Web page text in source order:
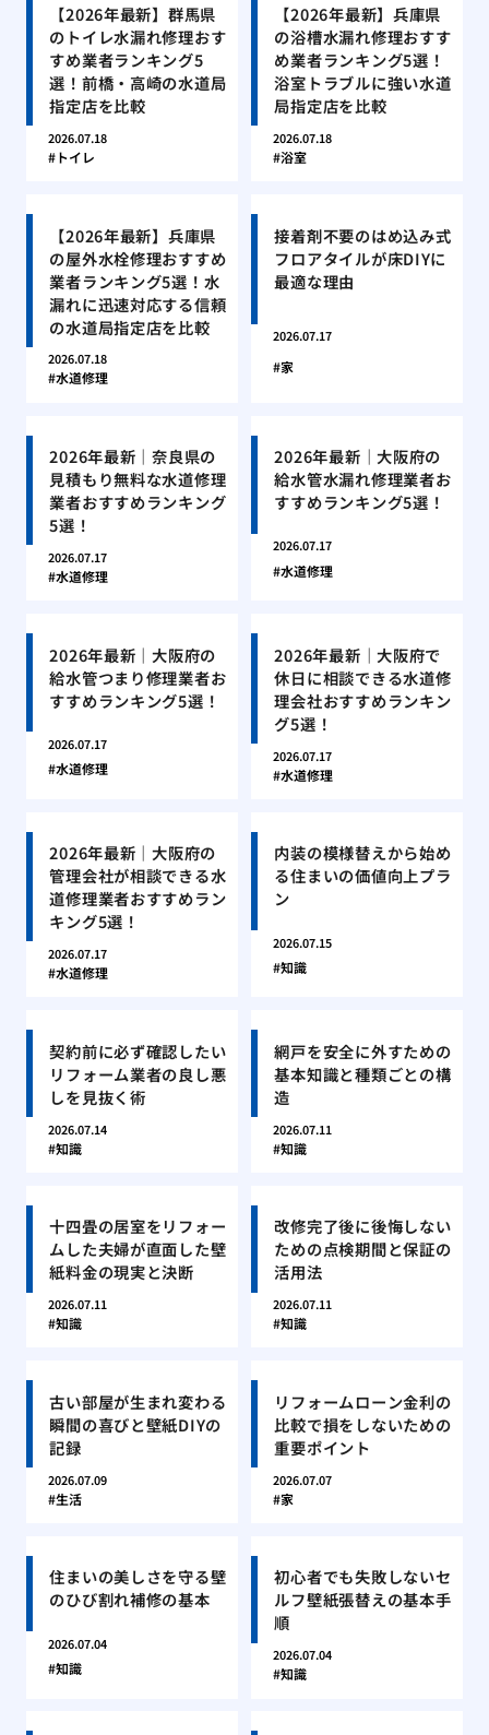
【2026年最新】群馬県
のトイレ水漏れ修理おす
すめ業者ランキング5
選！前橋・高崎の水道局
指定店を比較
2026.07.18
トイレ
【2026年最新】兵庫県
の浴槽水漏れ修理おすす
め業者ランキング5選！
浴室トラブルに強い水道
局指定店を比較
2026.07.18
浴室
【2026年最新】兵庫県
の屋外水栓修理おすすめ
業者ランキング5選！水
漏れに迅速対応する信頼
の水道局指定店を比較
2026.07.18
水道修理
接着剤不要のはめ込み式
フロアタイルが床DIYに
最適な理由
2026.07.17
家
2026年最新｜奈良県の
見積もり無料な水道修理
業者おすすめランキング
5選！
2026.07.17
水道修理
2026年最新｜大阪府の
給水管水漏れ修理業者お
すすめランキング5選！
2026.07.17
水道修理
2026年最新｜大阪府の
給水管つまり修理業者お
すすめランキング5選！
2026.07.17
水道修理
2026年最新｜大阪府で
休日に相談できる水道修
理会社おすすめランキン
グ5選！
2026.07.17
水道修理
2026年最新｜大阪府の
管理会社が相談できる水
道修理業者おすすめラン
キング5選！
2026.07.17
水道修理
内装の模様替えから始め
る住まいの価値向上プラ
ン
2026.07.15
知識
契約前に必ず確認したい
リフォーム業者の良し悪
しを見抜く術
2026.07.14
知識
網戸を安全に外すための
基本知識と種類ごとの構
造
2026.07.11
知識
十四畳の居室をリフォー
ムした夫婦が直面した壁
紙料金の現実と決断
2026.07.11
知識
改修完了後に後悔しない
ための点検期間と保証の
活用法
2026.07.11
知識
古い部屋が生まれ変わる
瞬間の喜びと壁紙DIYの
記録
2026.07.09
生活
リフォームローン金利の
比較で損をしないための
重要ポイント
2026.07.07
家
住まいの美しさを守る壁
のひび割れ補修の基本
2026.07.04
知識
初心者でも失敗しないセ
ルフ壁紙張替えの基本手
順
2026.07.04
知識